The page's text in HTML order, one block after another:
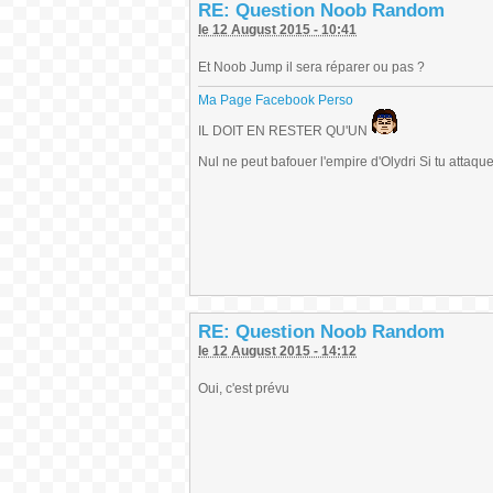
RE: Question Noob Random
le 12 August 2015 - 10:41
Et Noob Jump il sera réparer ou pas ?
Ma Page Facebook Perso
IL DOIT EN RESTER QU'UN
Nul ne peut bafouer l'empire d'Olydri Si tu
RE: Question Noob Random
le 12 August 2015 - 14:12
Oui, c'est prévu